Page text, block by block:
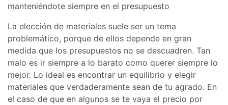
manteniéndote siempre en el presupuesto
La elección de materiales suele ser un tema
problemático, porque de ellos depende en gran
medida que los presupuestos no se descuadren. Tan
malo es ir siempre a lo barato como querer siempre lo
mejor. Lo ideal es encontrar un equilibrio y elegir
materiales que verdaderamente sean de tu agrado. En
el caso de que en algunos se te vaya el precio por